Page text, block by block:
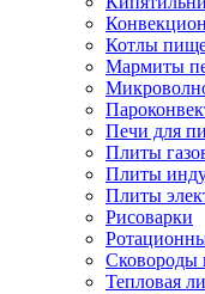
Котлы
Мармиты
Печи для
Плиты
Плиты
Плиты
Рисоварки
Тепловая